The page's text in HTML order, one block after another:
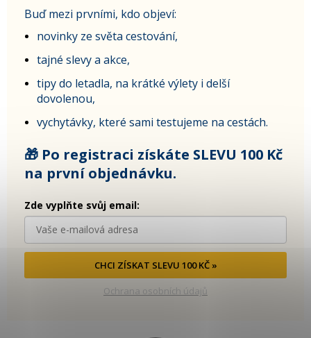
Buď mezi prvními, kdo objeví:
novinky ze světa cestování,
tajné slevy a akce,
tipy do letadla, na krátké výlety i delší
dovolenou,
vychytávky, které sami testujeme na cestách.
🎁 Po registraci získáte SLEVU 100 Kč
na první objednávku.
Zde vyplňte svůj email:
CHCI ZÍSKAT SLEVU 100 KČ »
Ochrana osobních údajů